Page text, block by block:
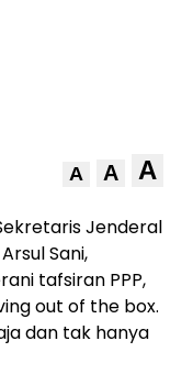
A A A
Jenderal
Sani,
tafsiran PPP,
out of the box.
dan tak hanya